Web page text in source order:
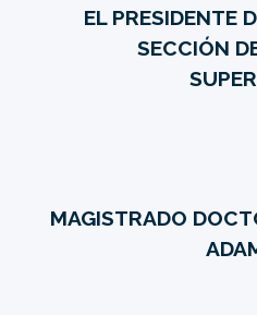
EL PRESIDENTE
SECCIÓN
MAGISTRADO